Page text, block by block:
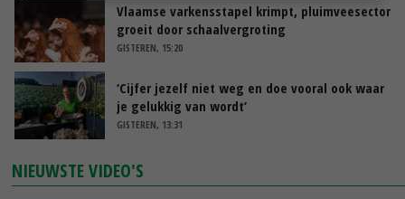
Vlaamse varkensstapel krimpt, pluimveesector
groeit door schaalvergroting
GISTEREN, 15:20
‘Cijfer jezelf niet weg en doe vooral ook waar
je gelukkig van wordt’
GISTEREN, 13:31
NIEUWSTE VIDEO'S